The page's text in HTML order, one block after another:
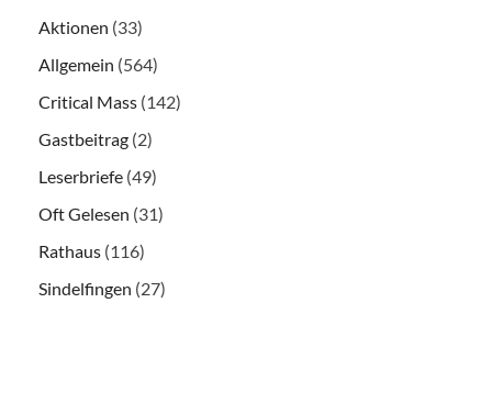
Aktionen (33)
Allgemein (564)
Critical Mass (142)
Gastbeitrag (2)
Leserbriefe (49)
Oft Gelesen (31)
Rathaus (116)
Sindelfingen (27)